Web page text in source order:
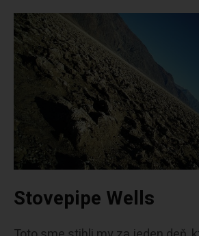
Stovepipe Wells